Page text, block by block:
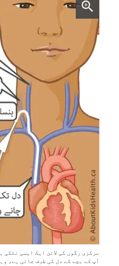
مرکزی رگوں کی لائن ایک ایسی نلکی
آپ کے بچے کے دل کی طرف جاتی ہے،